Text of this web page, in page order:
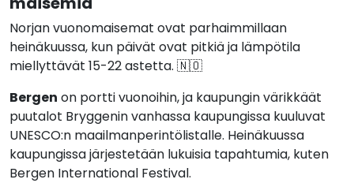
Norjan vuonomaisemat ovat parhaimmillaan
heinäkuussa, kun päivät ovat pitkiä ja lämpötila
miellyttävät 15-22 astetta. 🇳🇴
Bergen on portti vuonoihin, ja kaupungin värikkäät
puutalot Bryggenin vanhassa kaupungissa kuuluvat
UNESCO:n maailmanperintölistalle. Heinäkuussa
kaupungissa järjestetään lukuisia tapahtumia, kuten
Bergen International Festival.